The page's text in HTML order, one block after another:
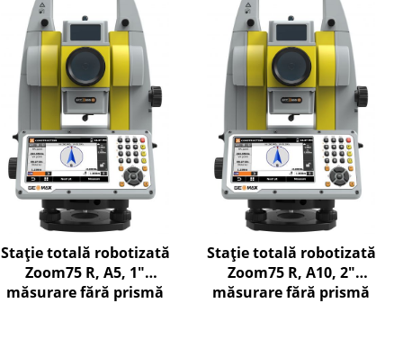
Stație totală robotizată
Zoom75 R, A5, 1"
măsurare fără prismă
Stație totală robotizată
Zoom75 R, A10, 2"
măsurare fără prismă